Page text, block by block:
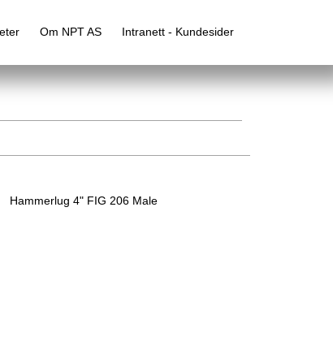
Om NPT AS Intranett - Kundesider
Hammerlug 4" FIG 206 Male